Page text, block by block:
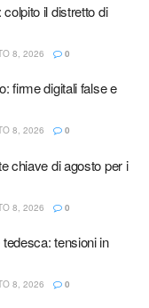
il distretto di
8, 2026 0
firme digitali false e
8, 2026 0
chiave di agosto per i
8, 2026 0
tensioni in
8, 2026 0